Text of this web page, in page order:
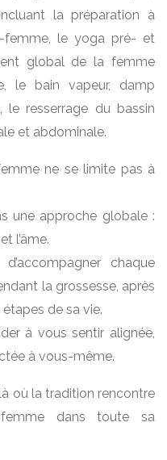
la préparation à
femme, le yoga pré- et
global de la femme
le bain vapeur, damp
resserrage du bassin
et abdominale.
ne se limite pas à
une approche globale :
l’âme.
chaque
la grossesse, après
de sa vie.
à vous sentir alignée,
à vous-même.
où la tradition rencontre
femme dans toute sa